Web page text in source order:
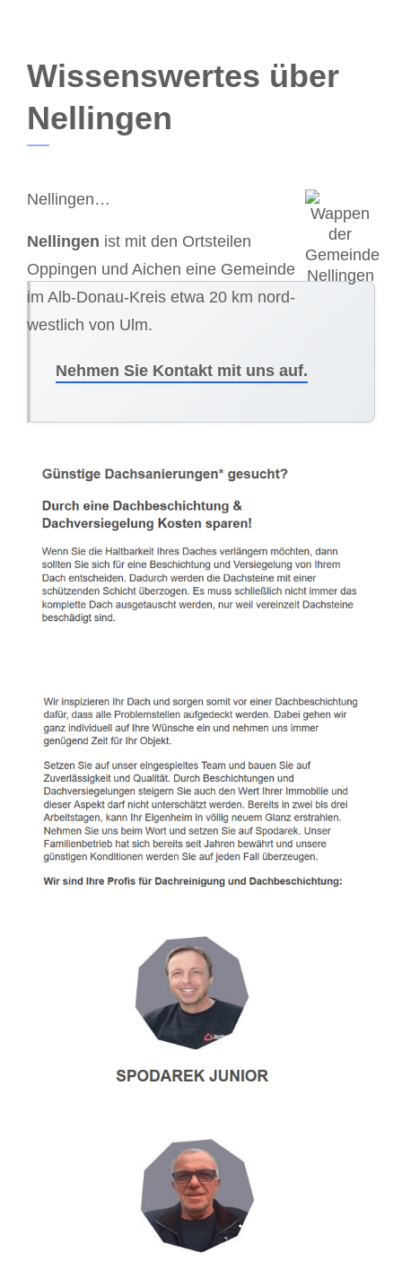
Wissenswertes über
Nellingen
Nellingen…
Nellingen ist mit den Ortsteilen
Oppingen und Aichen eine Gemeinde
im Alb-Donau-Kreis etwa 20 km nord-
westlich von Ulm.
Nehmen Sie Kontakt mit uns auf.